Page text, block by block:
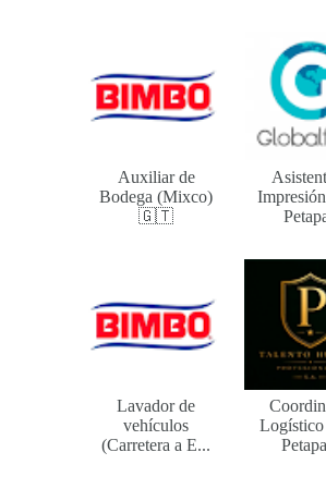
Auxiliar de
Bodega (Mixco)
🇬🇹
Lavador de
vehículos
(Carretera a E...